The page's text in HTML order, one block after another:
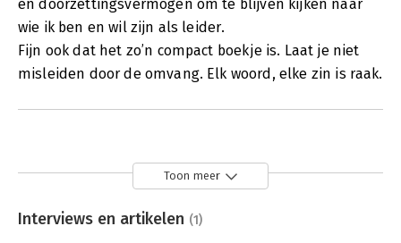
en doorzettingsvermogen om te blijven kijken naar
wie ik ben en wil zijn als leider.
Fijn ook dat het zo’n compact boekje is. Laat je niet
misleiden door de omvang. Elk woord, elke zin is raak.
Toon meer
Interviews en artikelen (1)